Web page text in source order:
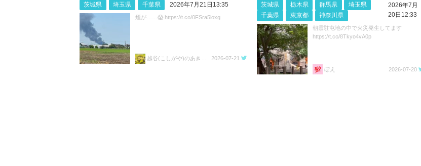
茨城県 埼玉県 千葉県 2026年7月21日13:35
煙が……😱 https://t.co/0FSra5loxg
2026-07-21
茨城県 栃木県 群馬県
埼玉県
千葉県
東京都 神奈川県
2026年7月
20日12:33
朝霞駐屯地の中で火災発生してます
https://t.co/8Tkyo4vA0p
ぼえ 2026-07-20